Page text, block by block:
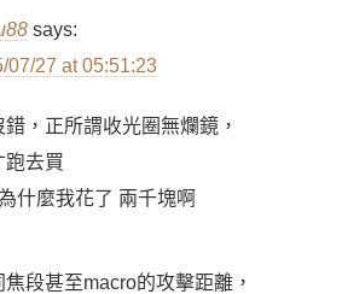
says:
07/27 at 05:51:23
，正所謂收光圈無爛鏡，
跑去買
什麼我花了 兩千塊啊
段甚至macro的攻擊距離，